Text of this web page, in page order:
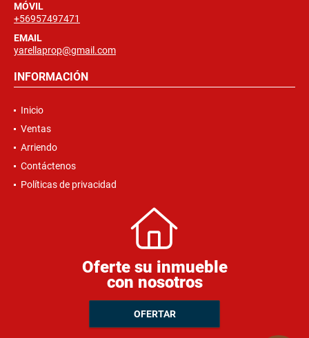
MÓVIL
+56957497471
EMAIL
yarellaprop@gmail.com
INFORMACIÓN
Inicio
Ventas
Arriendo
Contáctenos
Políticas de privacidad
Oferte su inmueble
con nosotros
OFERTAR